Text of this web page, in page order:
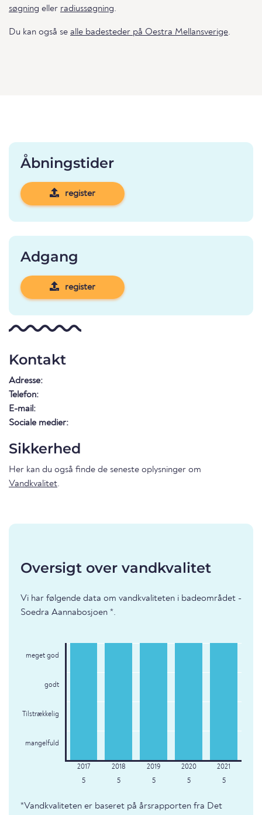
søgning eller radiussøgning.
Du kan også se alle badesteder på Oestra Mellansverige.
Åbningstider
register
Adgang
register
Kontakt
Adresse:
Telefon:
E-mail:
Sociale medier:
Sikkerhed
Her kan du også finde de seneste oplysninger om
Vandkvalitet.
Oversigt over vandkvalitet
Vi har følgende data om vandkvaliteten i badeområdet -
Soedra Aannabosjoen *.
meget god
godt
Tilstrækkelig
mangelfuld
5 5 5 5 5
*Vandkvaliteten er baseret på årsrapporten fra Det